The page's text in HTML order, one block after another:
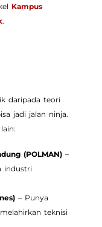
Kampus
.
daripada teori
jadi jalan ninja.
(POLMAN) –
industri
– Punya
teknisi